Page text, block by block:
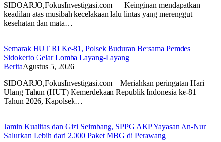
SIDOARJO,FokusInvestigasi.com — Keinginan mendapatkan
keadilan atas musibah kecelakaan lalu lintas yang merenggut
kesehatan dan mata…
Semarak HUT RI Ke-81, Polsek Buduran Bersama Pemdes
Sidokerto Gelar Lomba Layang-Layang
BeritaAgustus 5, 2026
SIDOARJO,FokusInvestigasi.com – Meriahkan peringatan Hari
Ulang Tahun (HUT) Kemerdekaan Republik Indonesia ke-81
Tahun 2026, Kapolsek…
Jamin Kualitas dan Gizi Seimbang, SPPG AKP Yayasan An-Nur
Salurkan Lebih dari 2.000 Paket MBG di Perawang